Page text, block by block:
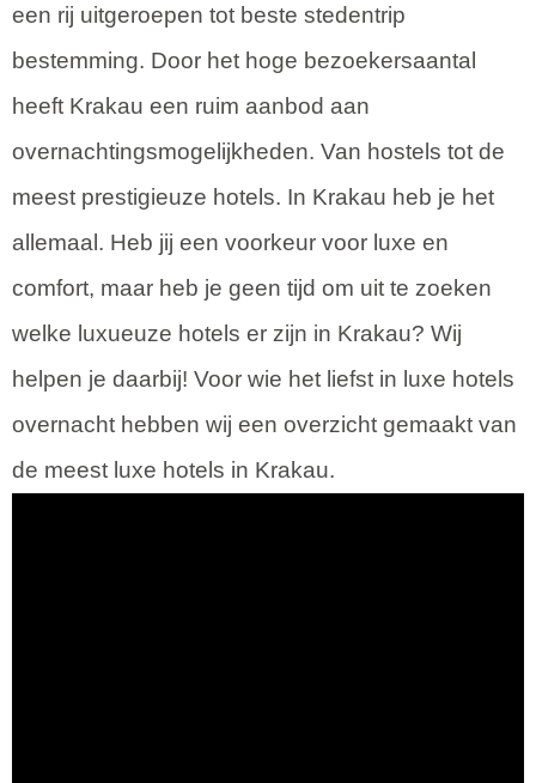
een rij uitgeroepen tot beste stedentrip
bestemming. Door het hoge bezoekersaantal
heeft Krakau een ruim aanbod aan
overnachtingsmogelijkheden. Van hostels tot de
meest prestigieuze hotels. In Krakau heb je het
allemaal. Heb jij een voorkeur voor luxe en
comfort, maar heb je geen tijd om uit te zoeken
welke luxueuze hotels er zijn in Krakau? Wij
helpen je daarbij! Voor wie het liefst in luxe hotels
overnacht hebben wij een overzicht gemaakt van
de meest luxe hotels in Krakau.